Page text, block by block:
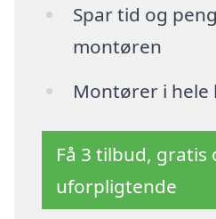
Spar tid og
montøren
Montører i hele
Få 3 tilbud, gratis
uforpligtende